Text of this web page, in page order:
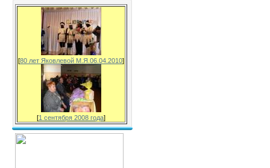
[80 лет Яковлевой М.Я.06.04.2010]
[1 сентября 2008 года]